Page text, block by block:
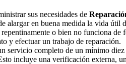
sus necesidades de
alargar en buena medida la vida
o bien no funciona de
y efectuar un trabajo de reparación.
servicio completo de un mínimo
incluye una verificación externa,